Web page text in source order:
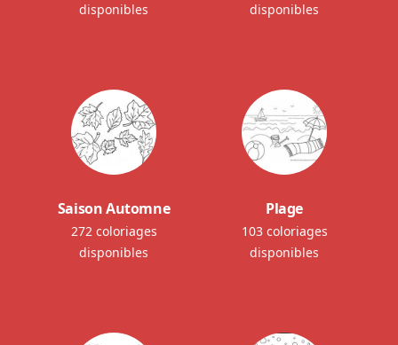
disponibles
disponibles
Saison Automne
272 coloriages
disponibles
Plage
103 coloriages
disponibles